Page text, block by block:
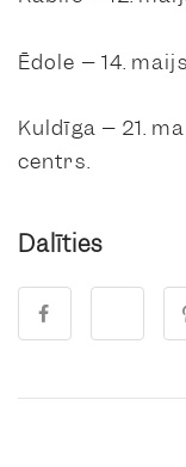
Ēdole – 14.
Kuldīga – 21.
centrs.
Dalīties